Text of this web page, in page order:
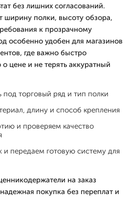
без лишних согласований.
ширину полки, высоту обзора,
к прозрачному
особенно удобен для магазинов
где важно быстро
цене и не терять аккуратный
торговый ряд и тип полки
длину и способ крепления
и проверяем качество
передаем готовую систему для
на заказ
покупка без переплат и